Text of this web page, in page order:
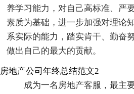
养学习能力，对自己高标准、严
素质为基础，进一步加强对理论
系实际的能力，踏实肯干、勤奋
做出自己的最大的贡献。
房地产公司年终总结范文2
成为一名房地产客服，最主